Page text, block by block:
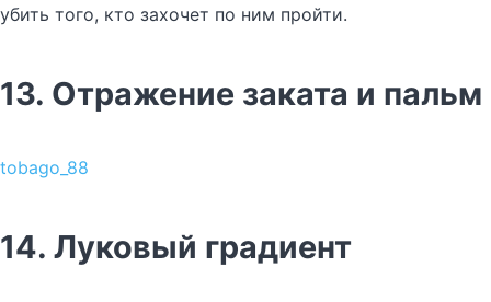
убить того, кто захочет по ним пройти.
13. Отражение заката и пальм
tobago_88
14. Луковый градиент